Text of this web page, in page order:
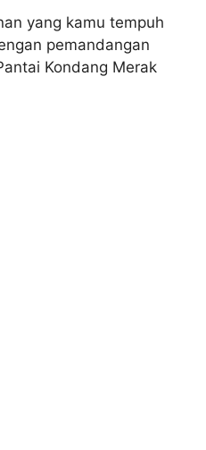
yang kamu tempuh
pemandangan
Kondang Merak